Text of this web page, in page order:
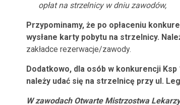
opłat na strzelnicy w dniu zawodów,
Przypominamy, że po opłaceniu
wysłane karty pobytu na strzelnicy.
zakładce rezerwacje/zawody.
Dodatkowo, dla osób w konkurencji
należy udać się na strzelnicę przy ul.
W zawodach Otwarte Mistrzostwa